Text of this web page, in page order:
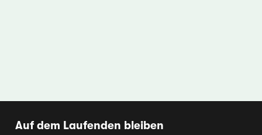
Auf dem Laufenden bleiben